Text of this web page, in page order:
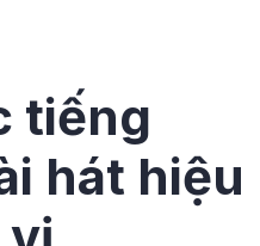
tiếng
hát hiệu